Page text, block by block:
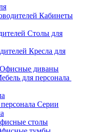
Кабинеты
Столы для
Кресла для
Офисные диваны
для персонала
Серии
столы